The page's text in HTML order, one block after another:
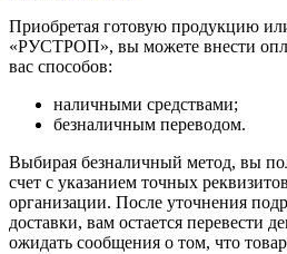
Приобретая готовую продукцию
«РУСТРОП», вы можете внести
вас способов:
наличными средствами;
безналичным переводом.
Выбирая безналичный метод, вы
счет с указанием точных
организации. После уточнения
доставки, вам остается перевести
ожидать сообщения о том, что